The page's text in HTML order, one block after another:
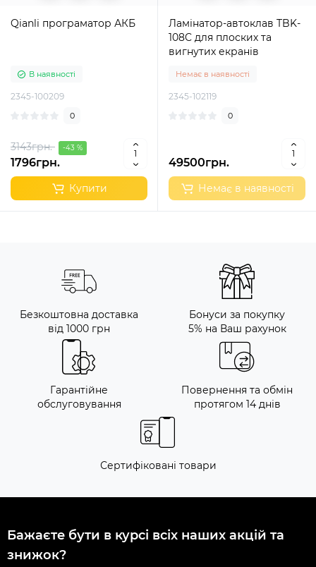
Qianli програматор АКБ
В наявності
2345-100209
0
3143грн. -43 %
1796грн.
Купити
Ламінатор-автоклав TBK-
108C для плоских та
вигнутих екранів
Немає в наявності
2345-102119
0
49500грн.
Немає в наявності
Безкоштовна доставка
від 1000 грн
Бонуси за покупку
5% на Ваш рахунок
Гарантійне
обслуговування
Повернення та обмін
протягом 14 днів
Сертифіковані товари
Бажаєте бути в курсі всіх наших акцій та
знижок?